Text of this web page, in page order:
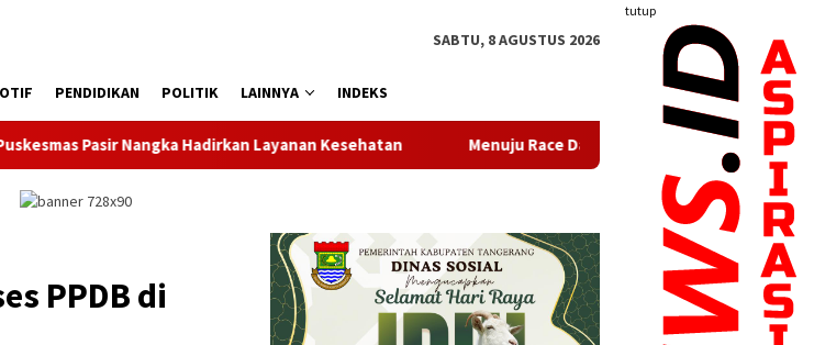
tutup
SABTU, 8 AGUSTUS 2026
PENDIDIKAN POLITIK LAINNYA INDEKS
Hadirkan Layanan Kesehatan Menuju Race Day, City Touchdown Satukan Komunitas Tangerang
PPDB di